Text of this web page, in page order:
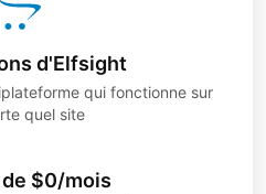
d'Elfsight
qui fonctionne sur
quel site
$0/mois